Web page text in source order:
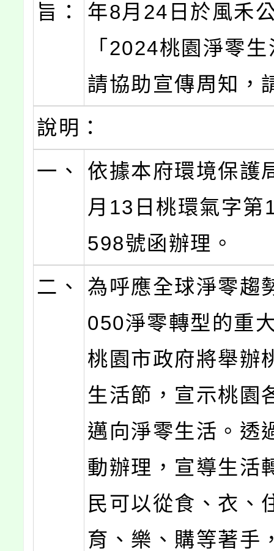
旨：
年8月24日於風禾
「2024桃園淨零
請協助宣傳周知，
說明：
一、
依據本府環境保護
月13日桃環氣字第
598號函辦理。
二、
為呼應全球淨零趨
050淨零轉型的重
桃園市政府將舉辦
生活節，宣示桃園
邁向淨零生活。透
動辦理，宣導生活
民可以從食、衣、
育、樂、購等著手